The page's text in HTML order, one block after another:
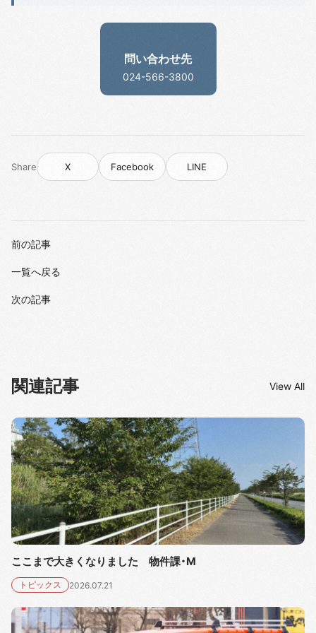
問い合わせ先
024-566-3800
Share X Facebook LINE
前の記事
一覧へ戻る
次の記事
関連記事 View All
ここまで大きくなりました 物件課・M
トピックス 2026.07.21